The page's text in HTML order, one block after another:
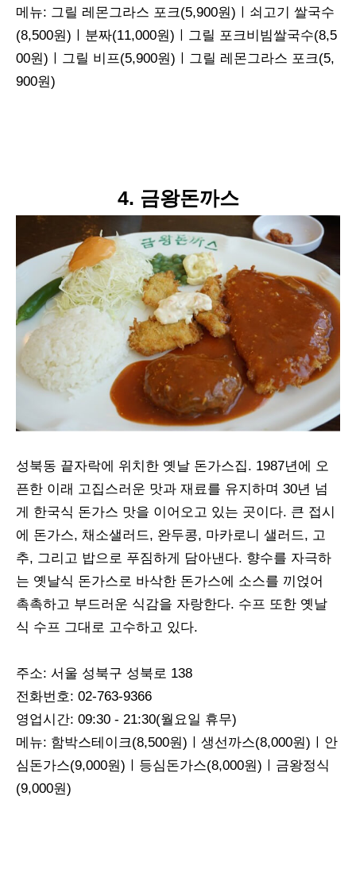
메뉴: 그릴 레몬그라스 포크(5,900원)ㅣ쇠고기 쌀국수
(8,500원)ㅣ분짜(11,000원)ㅣ그릴 포크비빔쌀국수(8,5
00원)ㅣ그릴 비프(5,900원)ㅣ그릴 레몬그라스 포크(5,
900원)
4. 금왕돈까스
성북동 끝자락에 위치한 옛날 돈가스집. 1987년에 오
픈한 이래 고집스러운 맛과 재료를 유지하며 30년 넘
게 한국식 돈가스 맛을 이어오고 있는 곳이다. 큰 접시
에 돈가스, 채소샐러드, 완두콩, 마카로니 샐러드, 고
추, 그리고 밥으로 푸짐하게 담아낸다. 향수를 자극하
는 옛날식 돈가스로 바삭한 돈가스에 소스를 끼얹어
촉촉하고 부드러운 식감을 자랑한다. 수프 또한 옛날
식 수프 그대로 고수하고 있다.
주소: 서울 성북구 성북로 138
전화번호: 02-763-9366
영업시간: 09:30 - 21:30(월요일 휴무)
메뉴: 함박스테이크(8,500원)ㅣ생선까스(8,000원)ㅣ안
심돈가스(9,000원)ㅣ등심돈가스(8,000원)ㅣ금왕정식
(9,000원)